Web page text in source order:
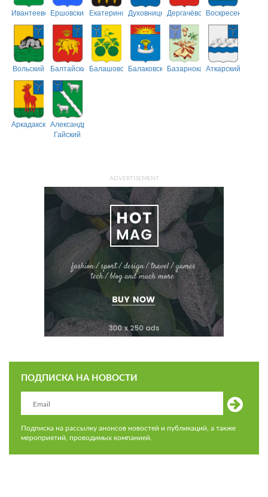
ИвантеевскийЕршовский ЕкатериновскийДуховницкийДергачёвскийВоскресенский
Вольский БалтайскийБалашовскийБалаковскийБазарнокарабулакский
Аткарский
АркадакскийАлександрово-
Гайский
ADVERTISEMENT
ПОДПИСКА НА НОВОСТИ
Подписка на рассылку анонсов новостей и публикаций, а также
мероприятий, проводимых компанией.